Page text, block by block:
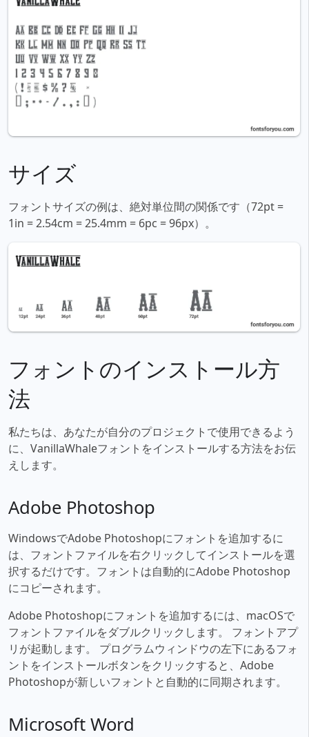
サイズ
フォントサイズの例は、絶対単位間の関係です（72pt =
1in = 2.54cm = 25.4mm = 6pc = 96px）。
フォントのインストール方
法
私たちは、あなたが自分のプロジェクトで使用できるよう
に、VanillaWhaleフォントをインストールする方法をお伝
えします。
Adobe Photoshop
WindowsでAdobe Photoshopにフォントを追加するに
は、フォントファイルを右クリックしてインストールを選
択するだけです。フォントは自動的にAdobe Photoshop
にコピーされます。
Adobe Photoshopにフォントを追加するには、macOSで
フォントファイルをダブルクリックします。 フォントアプ
リが起動します。 プログラムウィンドウの左下にあるフォ
ントをインストールボタンをクリックすると、Adobe
Photoshopが新しいフォントと自動的に同期されます。
Microsoft Word